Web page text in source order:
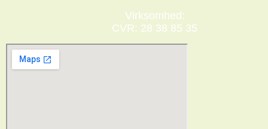
Virksomhed:
CVR: 28 38 85 35